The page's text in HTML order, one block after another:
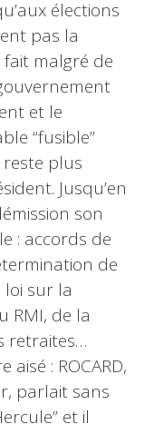
élections
pas la
malgré de
et le
“fusible”
plus
Jusqu’en
son
: accords de
de
loi sur la
RMI, de la
retraites…
: ROCARD,
parlait sans
et il